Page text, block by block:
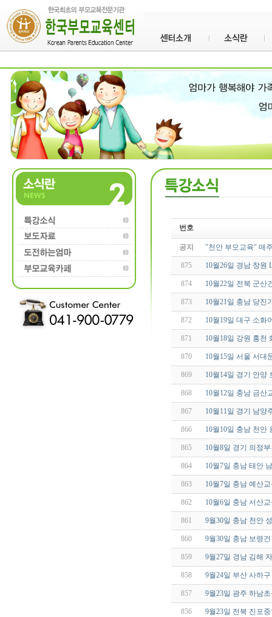
번호
공지 "천안 부모교육" 매
875 10월26일 경남 창원
874 10월22일 전북 군산
873 10월21일 충남 당진
872 10월19일 대구 소화
871 10월18일 강원 홍천
870 10월15일 서울 서대
869 10월14일 경기 안양
868 10월12일 충남 금산
867 10월11일 경기 남양
866 10월10일 충남 천안
865 10월8일 경기 의정
864 10월7일 충남 태안
863 10월7일 충남 예산
862 10월6일 충남 서산
861 9월30일 충남 천안
860 9월30일 충남 보령
859 9월27일 경남 김해
858 9월24일 부산 사하
857 9월23일 광주 하남
856 9월23일 전북 진포